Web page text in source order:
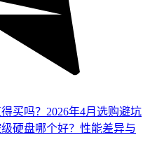
买吗？2026年4月选购避坑
硬盘哪个好？性能差异与